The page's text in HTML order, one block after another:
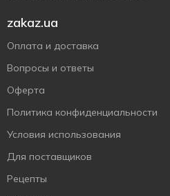
zakaz.ua
Оплата и доставка
Вопросы и ответы
Оферта
Политика конфиденциальности
Условия использования
Для поставщиков
Рецепты